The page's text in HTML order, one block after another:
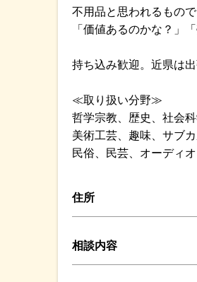
不用品と思われるもの
「価値あるのかな？」
持ち込み歓迎。近県は出
≪取り扱い分野≫
哲学宗教、歴史、社会
美術工芸、趣味、サブ
民俗、民芸、オーディ
住所
相談内容